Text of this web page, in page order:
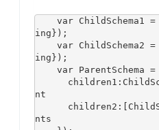
var ChildSchema1 =
ing });
var ChildSchema2 =
ing });
var ParentSchema =
      children1
:
nt
      children2
:[
nts